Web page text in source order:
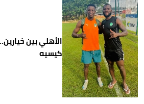
الأهلي بين
كيسيه